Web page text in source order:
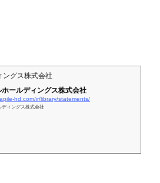
ングス株式会社
ホールディングス株式会社
hd.com/ir/library/statements/
ディングス株式会社